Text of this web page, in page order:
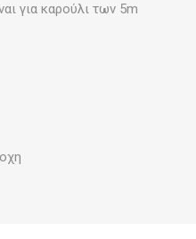
για καρούλι των 5m